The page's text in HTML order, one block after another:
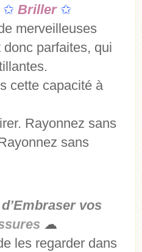
✩ Briller ✩
merveilleuses
parfaites, qui
cette capacité à
Rayonnez sans
sans
d’Embraser vos
☁
les regarder dans